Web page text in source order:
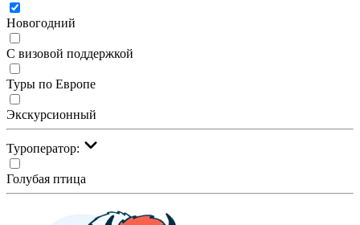
Новогодний
С визовой поддержкой
Туры по Европе
Экскурсионный
Туроператор:
Голубая птица